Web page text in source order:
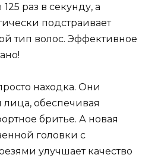
раз в секунду, а
подстраивает
тип волос. Эффективное
находка. Они
лица, обеспечивая
бритье. А новая
головки с
улучшает качество